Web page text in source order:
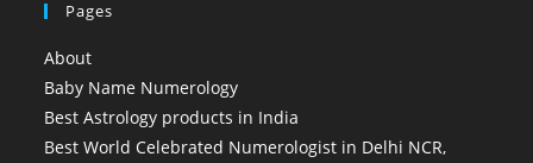
Pages
About
Baby Name Numerology
Best Astrology products in India
Best World Celebrated Numerologist in Delhi NCR,